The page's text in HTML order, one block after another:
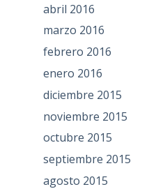
abril 2016
marzo 2016
febrero 2016
enero 2016
diciembre 2015
noviembre 2015
octubre 2015
septiembre 2015
agosto 2015